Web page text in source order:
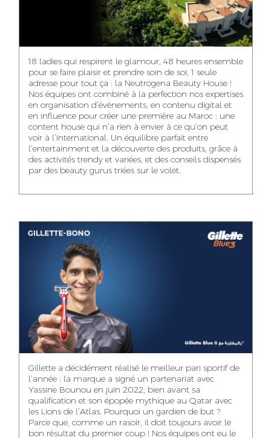
YAHYA LOULIDI
MEDIA RELATIONS
MANAGER
NIAMA EL YOSSRI
DIGITAL MANAGER
WA-IL ZRYOUIL
PUBLIC RELATIONS
CONSULTANT
NOUREDDINE
SAMADI
ART DIRECTOR
MOHAMED
LEHMOUM
ART DIRECTOR
MEHDI ZERRAD
MANAGER
CHAIMAA
DIGITAL MANAGER
IDMOUSSA SAFAA
PUBLIC RELATIONS
CONSULTANT
NOUHAILA DIKER
IMANE LACHGUER
EXECUTIVE
DOUNIA SADOUK
ACCOUNTANT
OUSSAMA
BENHAMOU
GRAPHIC
DESIGNER
18 ladies qui respirent le glamour, 48 heures ensemble
pour se faire plaisir et prendre soin de soi, 1 seule
adresse pour tout ça : la Neutrogena Beauty House !
Nos équipes ont combiné à la perfection nos expertises
en organisation d’événements, en contenu digital et
en influence pour créer une première au Maroc : une
content house qui n’a rien à envier à ce qu’on peut
voir à l’international. Un équilibre parfait entre
l’entertainment et la découverte des produits, grâce à
des activités trendy et variées, et des conseils dispensés
par des beauty gurus triées sur le volet.
Gillette a décidément réalisé le meilleur pari sportif de
l’année : la marque a signé un partenariat avec
Yassine Bounou en juin 2022, bien avant sa
qualification et son épopée mythique au Qatar avec
les Lions de l’Atlas. Pourquoi un gardien de but ?
Parce que, comme un rasoir, il doit toujours avoir le
bon résultat du premier coup ! Nos équipes ont eu le